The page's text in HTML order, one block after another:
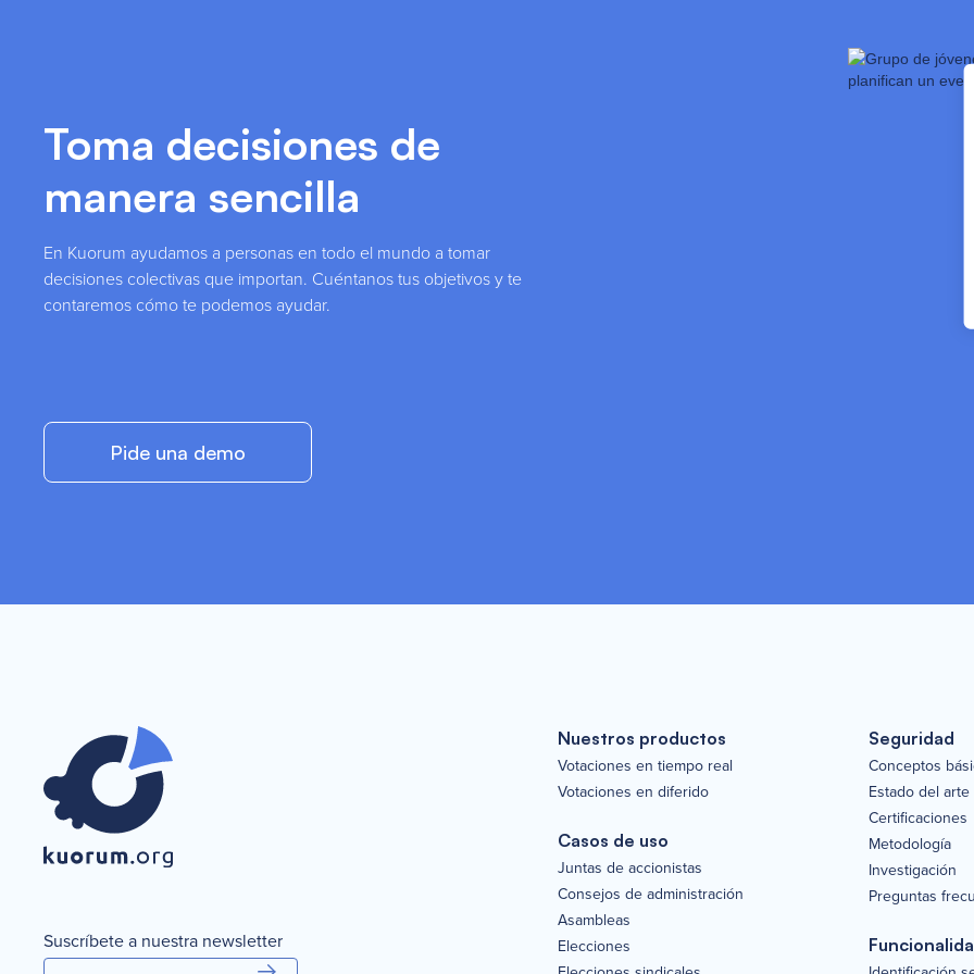
Toma decisiones de
manera sencilla
En Kuorum ayudamos a personas en todo el mundo a tomar
decisiones colectivas que importan. Cuéntanos tus objetivos y te
contaremos cómo te podemos ayudar.
Pide una demo
Suscríbete a nuestra newsletter
Nuestros productos
Votaciones en tiempo real
Votaciones en diferido
Casos de uso
Juntas de accionistas
Consejos de administración
Asambleas
Elecciones
Seguridad
Conceptos
Estado del arte
Certificaciones
Metodología
Investigación
Preguntas